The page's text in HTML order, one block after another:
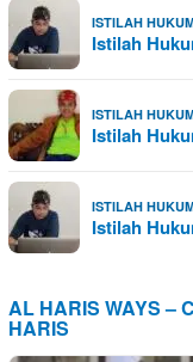
ISTILAH
Istilah
ISTILAH
Istilah
ISTILAH
Istilah
AL HARIS WAYS –
HARIS